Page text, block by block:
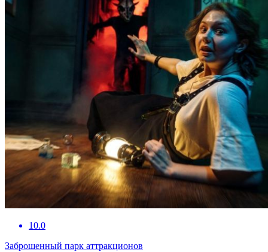
10.0
Заброшенный парк аттракционов